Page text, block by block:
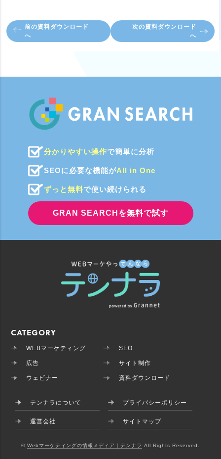
前の資料ダウンロード
へ
次の資料ダウンロード
へ
分かりやすい操作で簡単に分析
SEOに必要な機能がAll in One
ずっと無料で使い続けられる
GRAN SEARCHを無料で試す
CATEGORY
WEBマーケティング SEO
広告 サイト制作
ウェビナー 資料ダウンロード
テンナラについて プライバシーポリシー
運営会社 サイトマップ
© Webマーケティングの情報メディア｜テンナラ All Rights Reserved.